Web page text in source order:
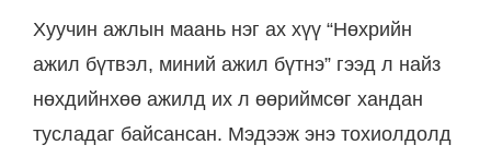
Хуучин ажлын маань нэг ах хүү “Нөхрийн
ажил бүтвэл, миний ажил бүтнэ” гээд л найз
нөхдийнхөө ажилд их л өөриймсөг хандан
тусладаг байсансан. Мэдээж энэ тохиолдолд